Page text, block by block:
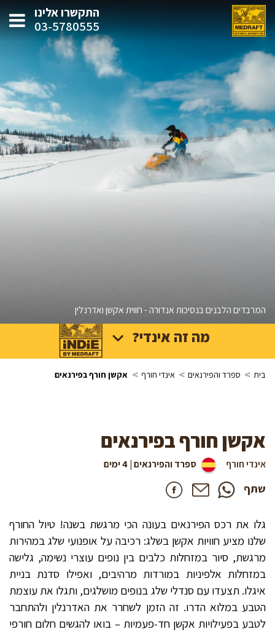
התקשרו אלינו
03-5780555
המרבדים הלבנים בנסיכות אנדורה - חווית אקשן ואדרנלין
מה זה אינדי?
בית > ספרד והפירנאים > אינדי חורף > אקשן חורף בפירנאים
אקשן חורף בפירנאים
אינדי חורף ספרד והפירנאים | 4 ימים
שתף
גלו את רכס הפירנאים בעונה הכי מרגשת בשנה! טיול החורף
שלנו מציע חוויות אקשן בשלג: רכיבה על אופנועי שלג במהירות
מרגשת, סיור במזחלות כלבים בין נופים עוצרי נשימה, גלישה
במזחלות אלפיניות במורדות מרהיבים, ואפילו סדנת בניית
איגלו. תצעדו עם סנדלי שלג בנופים מושלגים, ותגלו את עוצמת
הטבע במלוא הדרו. זה הזמן לשחרר את האדרנלין ולהתחבר
לטבע בפעילויות אקשן חד-פעמיות – בואו להגשים חלום חורפי